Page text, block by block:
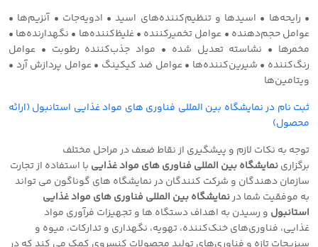
• رایحه‌ها • اسیدها و تنظیم‌کننده‌های اسید • ادویه‌جات • آنزیم‌ها •
عوامل حجم‌دهنده • عوامل تخمیرکننده • غلیظ‌کننده‌ها • نگهدارنده‌ها •
مخمرها • نشاسته تعدیل شده • مواد جذب‌کننده رطوبت • عوامل
رنگ‌کننده • شیرین‌کننده‌ها • عوامل ضد کیکینگ • عوامل پردازش آرد •
ویتامین‌ها
ثبت نام در نمایشگاه بین المللی فناوری های مواد غذایی استانبول (ارائه
محصول)
توجه به نکات لازم و پیشگیری از نقاط ضعف در مراحل مختلف
برگزارینمایشگاه بین المللی فناوری های مواد غذایی با استفاده از تجارت
سازمان دهندگان و شرکت کنندگان در نمایشگاه های گوناگون می تواند
به موفقیت شما درنمایشگاه بین المللی فناوری های مواد غذایی
استانبول و رسیدن به اهدافدستگاه ها و تجهیزات فرآوری مواد
غذایی، فناوری‌های خنک‌کننده، تهویه، نگهداری و تدارکات، میوه و